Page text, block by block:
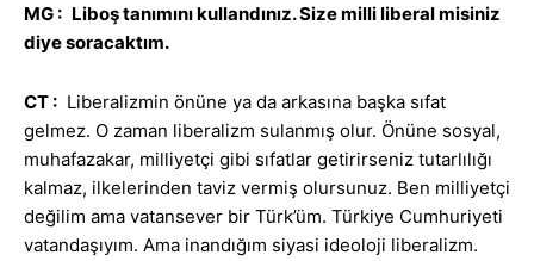
MG : Liboş tanımını kullandınız. Size milli liberal misiniz
diye soracaktım.
CT : Liberalizmin önüne ya da arkasına başka sıfat
gelmez. O zaman liberalizm sulanmış olur. Önüne sosyal,
muhafazakar, milliyetçi gibi sıfatlar getirirseniz tutarlılığı
kalmaz, ilkelerinden taviz vermiş olursunuz. Ben milliyetçi
değilim ama vatansever bir Türk’üm. Türkiye Cumhuriyeti
vatandaşıyım. Ama inandığım siyasi ideoloji liberalizm.